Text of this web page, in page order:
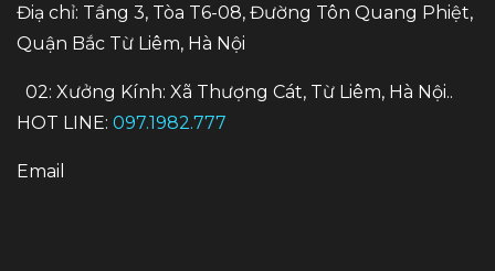
Điạ chỉ: Tầng 3, Tòa T6-08, Đường Tôn Quang Phiệt,
Quận Bắc Từ Liêm, Hà Nội
02: Xưởng Kính: Xã Thượng Cát, Từ Liêm, Hà Nội..
HOT LINE: 097.1982.777
Email